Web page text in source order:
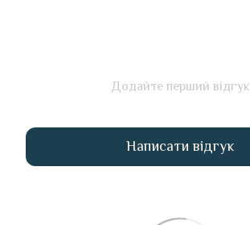
Додайте перший відгук
Написати відгук